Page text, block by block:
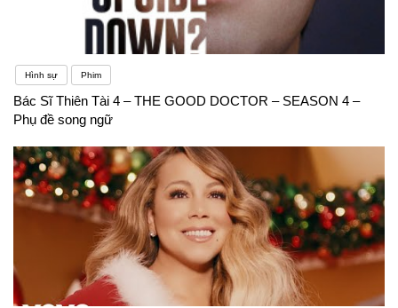
Hình sự Phim
Bác Sĩ Thiên Tài 4 – THE GOOD DOCTOR – SEASON 4 –
Phụ đề song ngữ